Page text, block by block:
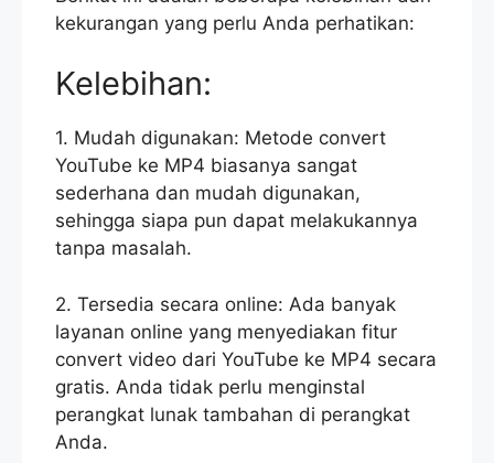
kekurangan yang perlu Anda perhatikan:
Kelebihan:
1. Mudah digunakan: Metode convert
YouTube ke MP4 biasanya sangat
sederhana dan mudah digunakan,
sehingga siapa pun dapat melakukannya
tanpa masalah.
2. Tersedia secara online: Ada banyak
layanan online yang menyediakan fitur
convert video dari YouTube ke MP4 secara
gratis. Anda tidak perlu menginstal
perangkat lunak tambahan di perangkat
Anda.